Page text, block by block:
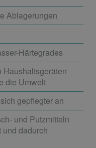
Ablagerungen
Härtegrades
Haushaltsgeräten
die Umwelt
gepflegter an
und Putzmitteln
dadurch